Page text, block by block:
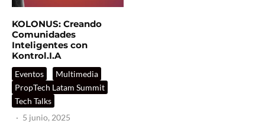
KOLONUS: Creando
Comunidades
Inteligentes con
Kontrol.I.A
Eventos
Multimedia
PropTech Latam Summit
Tech Talks
· 5 junio, 2025